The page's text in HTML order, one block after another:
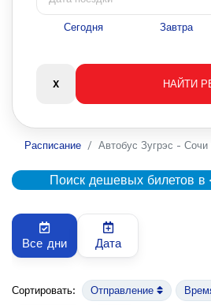
Сегодня Завтра
Расписание Автобус Зугрэс -
Поиск дешевых билетов в
Все дни Дата
Сортировать: Отправление